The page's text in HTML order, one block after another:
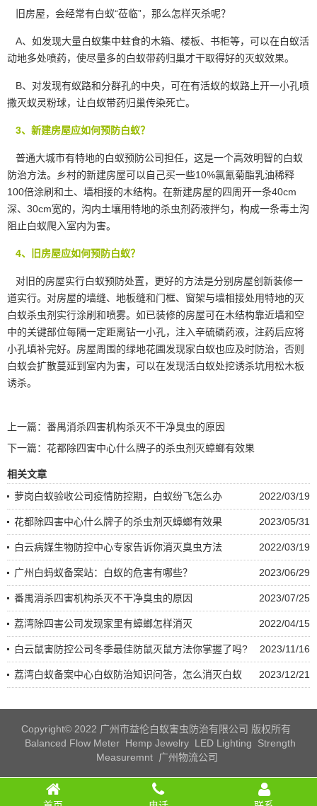
旧房屋，会经常有白蚁“莅临”，那么怎样灭杀呢？
A、如发现大量白蚁集中蛀食的木箱、楼板、书柜等，可以在白蚁活
动地多处喷药，使尽量多的白蚁带药归巢才干取得好的灭蚁效果。
B、对发现有蚁路和分群孔的中央，可在有活蚁的蚁路上开一小孔喷
撒灭蚁灵粉球，让白蚁带药归巢传染死亡。
3、新建房屋应如何预防白蚁？
普通大城市有特地的白蚁预防公司担任，这是一个高效明智的白蚁
防治方法。乡村的新建房屋可以自己买一些10%氯氰菊酯乳油稀释
100倍涂刷和土、墙相接的木结构。在新建房屋的四周开一条40cm
深、30cm宽的，沟内土壤用特地的杀虫剂药液拌匀，构成一条毒土沟
阻止白蚁爬入室内为害。
4、旧房屋应如何预防白蚁？
对旧的房屋实行白蚁预防处置，更好的方法是分别房屋创新装修一
道实行。对房屋的墙缝、地板缝和门框、窗架与墙相接处用特地的灭
白蚁杀虫剂实行涂刷和喷雾。如已装修的房屋可在木结构靠近墙和空
中的关键部位每隔一定距离钻一小孔，注入辛硫磷药液，注药后应将
小孔填补完好。房屋周围的绿地花圃发现家白蚁也应及时防治，否则
白蚁会扩散蔓延到室内为害，可以在发现活白蚁处挖诱杀坑用松木板
诱杀。
上一篇： 番禺消杀四害机构杀灭不干净臭虫的原因
下一篇： 花都除四害中心什么牌子的杀虫剂灭蟑螂有效果
相关文章
2022/03/19
萝岗白蚁验收公司疫情防控期，白蚁纷飞怎么办
2023/05/31
花都除四害中心什么牌子的杀虫剂灭蟑螂有效果
2022/03/19
白云病媒生物防控中心专家告诉你消灭臭虫方法
2023/06/29
广州白蚂蚁备案站：白蚁的危害有哪些？
2023/07/25
番禺消杀四害机构杀灭不干净臭虫的原因
2022/04/15
荔湾除四害公司发现家里有蟑螂怎样消灭
2023/11/16
白云鼠害防控公司冬季最佳防鼠灭鼠方法你掌握了吗?
2023/12/21
荔湾白蚁备案中心白蚁防治知识问答，怎么消灭白蚁
Copyright© 2022 广州市益伦白蚁害虫防治有限公司 版权所有
Balanced Flow Meter Hemp Jewelry LED Lighting
Strength
Measuremnt 广州物流公司